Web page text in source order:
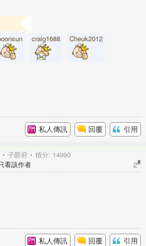
craig1688 Cheuk2012
私人傳訊 回覆 引用
子爵府 積分: 14990
2#
看該作者
私人傳訊 回覆 引用